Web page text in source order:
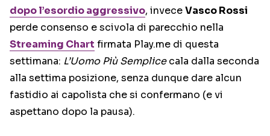
dopo l’esordioaggressivo, inveceVasco Rossi
perde consenso e scivola di parecchio nella
Streaming Chart firmata Play.me di questa
settimana: L’Uomo Più Semplicecala dalla seconda
alla settima posizione, senza dunque dare alcun
fastidio ai capolista che si confermano (e vi
aspettano dopo la pausa).